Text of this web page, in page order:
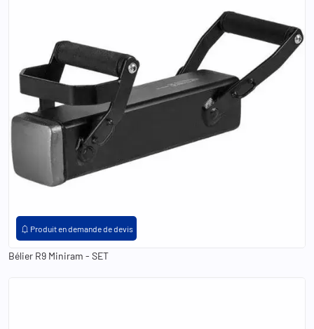
notifications Produit en demande de devis
Bélier R9 Miniram - SET